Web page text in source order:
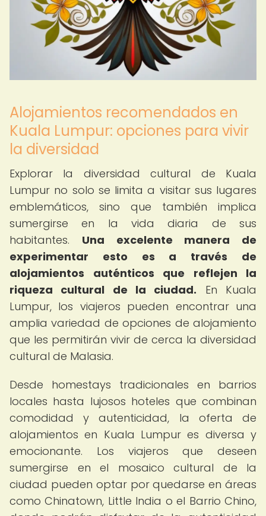
Alojamientos recomendados en
Kuala Lumpur: opciones para vivir
la diversidad
Explorar la diversidad cultural de Kuala
Lumpur no solo se limita a visitar sus lugares
emblemáticos, sino que también implica
sumergirse en la vida diaria de sus
habitantes. Una excelente manera de
experimentar esto es a través de
alojamientos auténticos que reflejen la
riqueza cultural de la ciudad. En Kuala
Lumpur, los viajeros pueden encontrar una
amplia variedad de opciones de alojamiento
que les permitirán vivir de cerca la diversidad
cultural de Malasia.
Desde homestays tradicionales en barrios
locales hasta lujosos hoteles que combinan
comodidad y autenticidad, la oferta de
alojamientos en Kuala Lumpur es diversa y
emocionante. Los viajeros que deseen
sumergirse en el mosaico cultural de la
ciudad pueden optar por quedarse en áreas
como Chinatown, Little India o el Barrio Chino,